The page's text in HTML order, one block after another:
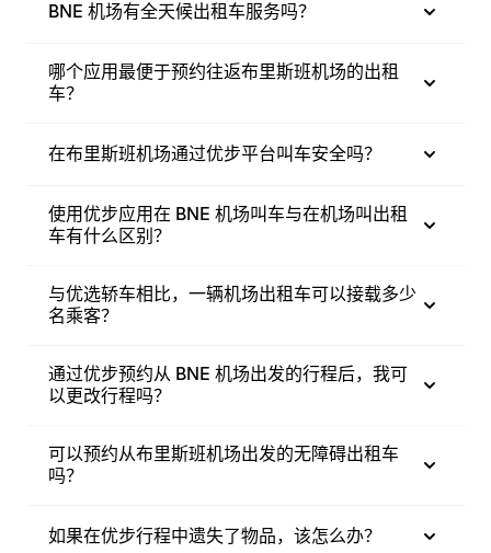
BNE 机场有全天候出租车服务吗？
哪个应用最便于预约往返布里斯班机场的出租
车？
在布里斯班机场通过优步平台叫车安全吗？
使用优步应用在 BNE 机场叫车与在机场叫出租
车有什么区别？
与优选轿车相比，一辆机场出租车可以接载多少
名乘客？
通过优步预约从 BNE 机场出发的行程后，我可
以更改行程吗？
可以预约从布里斯班机场出发的无障碍出租车
吗？
如果在优步行程中遗失了物品，该怎么办？